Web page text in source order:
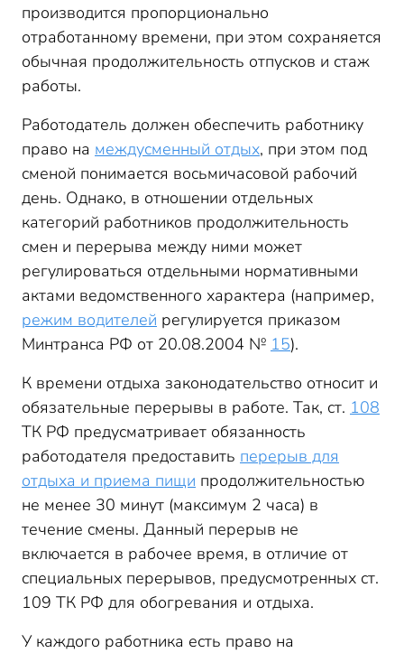
производится пропорционально
отработанному времени, при этом сохраняется
обычная продолжительность отпусков и стаж
работы.
Работодатель должен обеспечить работнику
право на междусменный отдых, при этом под
сменой понимается восьмичасовой рабочий
день. Однако, в отношении отдельных
категорий работников продолжительность
смен и перерыва между ними может
регулироваться отдельными нормативными
актами ведомственного характера (например,
режим водителей регулируется приказом
Минтранса РФ от 20.08.2004 № 15).
К времени отдыха законодательство относит и
обязательные перерывы в работе. Так, ст. 108
ТК РФ предусматривает обязанность
работодателя предоставить перерыв для
отдыха и приема пищи продолжительностью
не менее 30 минут (максимум 2 часа) в
течение смены. Данный перерыв не
включается в рабочее время, в отличие от
специальных перерывов, предусмотренных ст.
109 ТК РФ для обогревания и отдыха.
У каждого работника есть право на